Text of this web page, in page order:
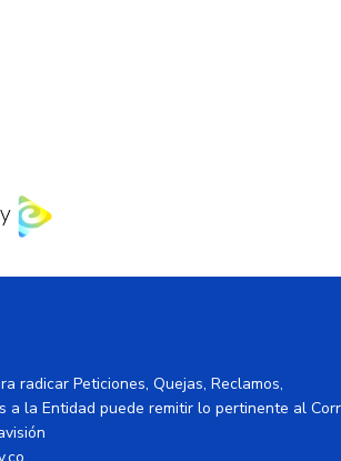
radicar Peticiones, Quejas, Reclamos,
a la Entidad puede remitir lo pertinente al